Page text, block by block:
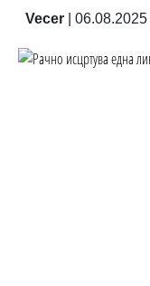
Vecer 06.08.2025